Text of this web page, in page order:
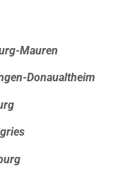
Mauren
Donaualtheim